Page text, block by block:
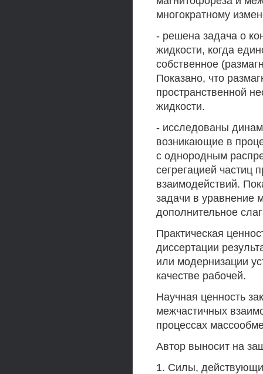
многократному
- решена задача о
жидкости, когда
собственное
Показано, что
пространственной
жидкости.
- исследованы
возникающие в
с однородным
сегрегацией частиц
взаимодействий.
задачи в уравнение
дополнительное
Практическая
диссертации
или модернизации
качестве рабочей.
Научная ценность
межчастичных
процессах
Автор выносит на
1. Силы,